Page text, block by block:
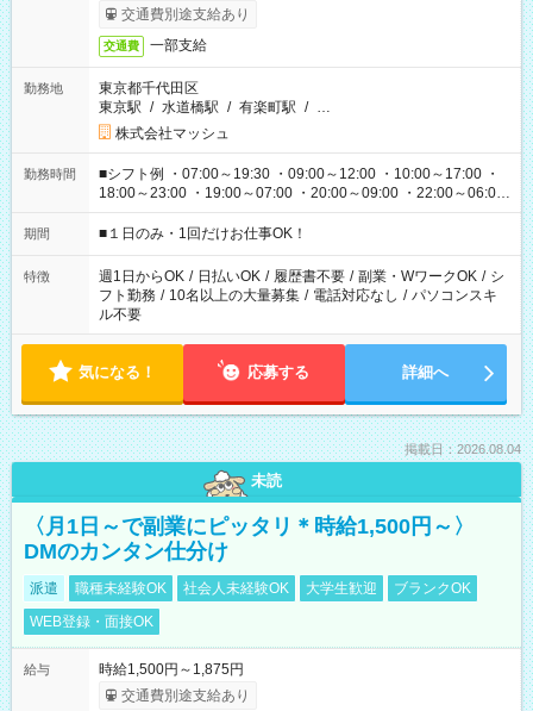
交通費別途支給あり
交通費 一部支給
勤務地
東京都千代田区
東京駅 / 水道橋駅 / 有楽町駅 / …
株式会社マッシュ
勤務時間
■シフト例 ・07:00～19:30 ・09:00～12:00 ・10:00～17:00 ・
18:00～23:00 ・19:00～07:00 ・20:00～09:00 ・22:00～06:00
etc ★最短で3時間で5,120円のお仕事から 15時間で2万円近く稼
げるお仕事も！ ご希望のお時間に合わせてご紹介！ ※シフトは
ください！
期間 ■１日のみ・1回だけお仕事OK！
特徴 週1日からOK / 日払いOK / 履歴書不要 / 副業・WワークOK / シ
フト勤務 / 10名以上の大量募集 / 電話対応なし / パソコンスキ
ル不要
気になる！ 応募する 詳細へ
掲載日：2026.08.04
未読
〈月1日～で副業にピッタリ＊時給1,500円～〉
DMのカンタン仕分け
派遣 職種未経験OK 社会人未経験OK 大学生歓迎
ブランクOK
WEB登録・面接OK
給与
時給1,500円～1,875円
交通費別途支給あり